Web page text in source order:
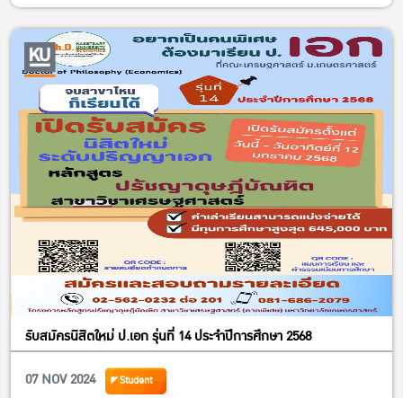
รับสมัครนิสิตใหม่ ป.เอก รุ่นที่ 14 ประจำปีการศึกษา 2568
07 NOV 2024
Student